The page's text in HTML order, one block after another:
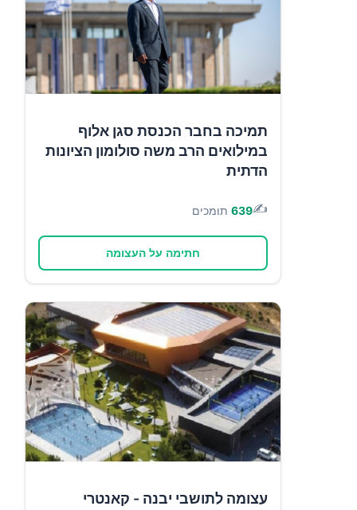
תמיכה בחבר הכנסת סגן אלוף
במילואים הרב משה סולומון הציונות
הדתית
✍️
639 תומכים
חתימה על העצומה
עצומה לתושבי יבנה - קאנטרי